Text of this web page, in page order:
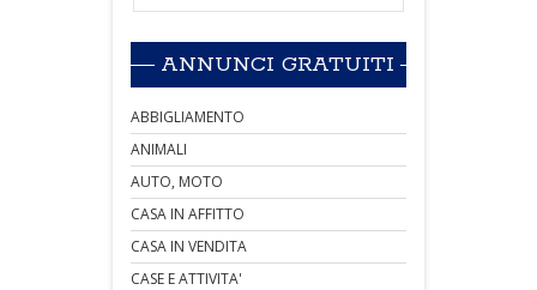
ANNUNCI GRATUITI
ABBIGLIAMENTO
ANIMALI
AUTO, MOTO
CASA IN AFFITTO
CASA IN VENDITA
CASE E ATTIVITA'